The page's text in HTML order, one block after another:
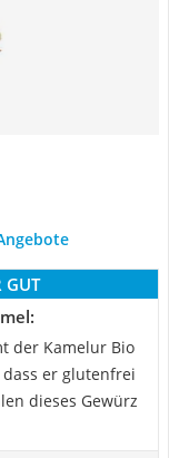
GUT
der Kamelur Bio
er glutenfrei
dieses Gewürz